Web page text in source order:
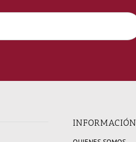
INFORMACIÓN